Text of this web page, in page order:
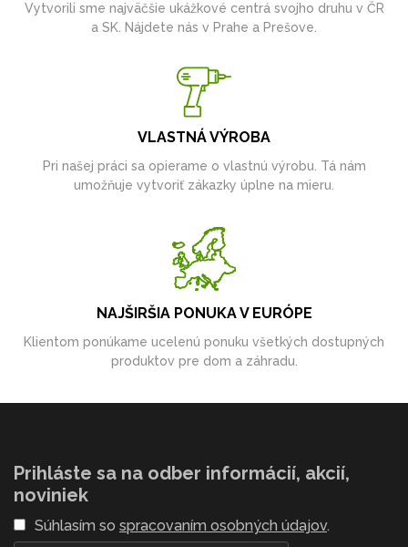
Vytvorili sme najväčšie ukážkové centrá svojho druhu v ČR
a SK. Nájdete nás v Prahe a Prešove.
VLASTNÁ VÝROBA
Pri našej práci sa opierame o vlastnú výrobu. Tá nám
umožňuje vytvoriť zákazky úplne na mieru.
NAJŠIRŠIA PONUKA V EURÓPE
Klientom ponúkame ucelenú ponuku všetkých dostupných
produktov pre dom a záhradu.
Prihláste sa na odber informácií, akcií,
noviniek
Súhlasím so spracovaním osobných údajov.